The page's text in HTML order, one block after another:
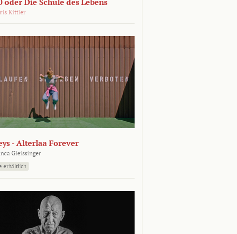
Kittler
- Alterlaa Forever
Gleissinger
erhältlich